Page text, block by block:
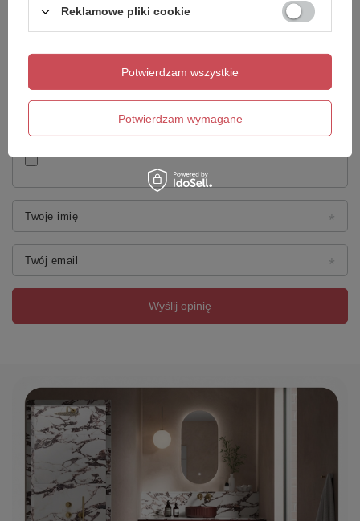
Treść twojej opinii
Twoje imię
Twój email
Wyślij opinię
Reklamowe pliki cookie
Potwierdzam wymagane
Potwierdzam wszystkie